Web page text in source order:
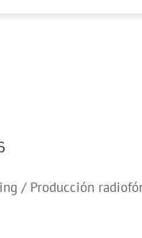
/ Producción